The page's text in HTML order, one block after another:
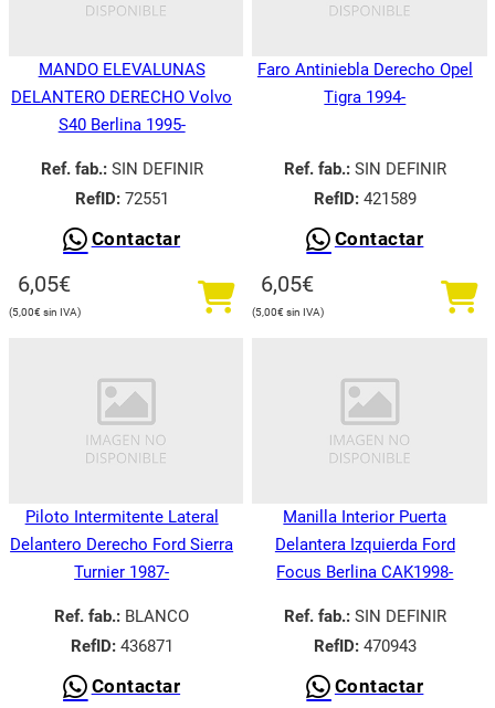
MANDO ELEVALUNAS
DELANTERO DERECHO Volvo
S40 Berlina 1995-
Ref. fab.:SIN DEFINIR
RefID:72551
Contactar
6,05€
5,00€
Faro Antiniebla Derecho Opel
Tigra 1994-
Ref. fab.:SIN DEFINIR
RefID:421589
Contactar
6,05€
5,00€
Piloto Intermitente Lateral
Delantero Derecho Ford Sierra
Turnier 1987-
Ref. fab.: BLANCO
RefID:436871
Contactar
Manilla Interior Puerta
Delantera Izquierda Ford
Focus Berlina CAK1998-
Ref. fab.:SIN DEFINIR
RefID:470943
Contactar